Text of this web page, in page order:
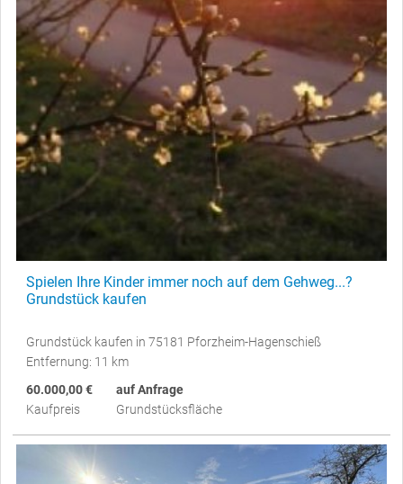
Spielen Ihre Kinder immer noch auf dem Gehweg...?
Grundstück kaufen
Grundstück kaufen in 75181 Pforzheim-Hagenschieß
Entfernung: 11 km
60.000,00 €
Kaufpreis
auf Anfrage
Grundstücksfläche